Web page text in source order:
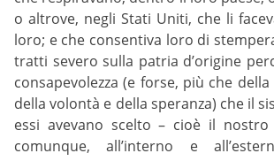
o altrove, negli Stati Uniti, che li
loro; e che consentiva loro di
tratti severo sulla patria d’origine
consapevolezza (e forse, più che della
della volontà e della speranza) che il
essi avevano scelto – cioè il nostro
comunque, all’interno e